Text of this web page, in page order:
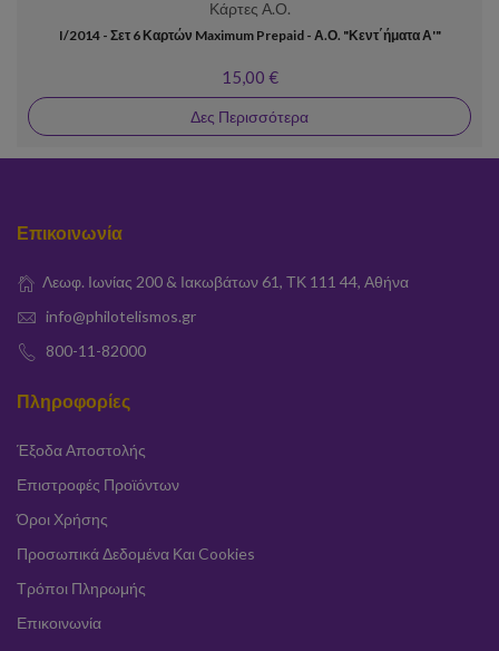
Κάρτες Α.Ο.
I/2014 - Σετ 6 Καρτών Maximum Prepaid - Α.Ο. "Κεντ΄ήματα Α'"
15,00 €
Δες Περισσότερα
Επικοινωνία
Λεωφ. Ιωνίας 200 & Ιακωβάτων 61, ΤΚ 111 44, Αθήνα
info@philotelismos.gr
800-11-82000
Πληροφορίες
Έξοδα Αποστολής
Επιστροφές Προϊόντων
Όροι Χρήσης
Προσωπικά Δεδομένα Και Cookies
Τρόποι Πληρωμής
Επικοινωνία